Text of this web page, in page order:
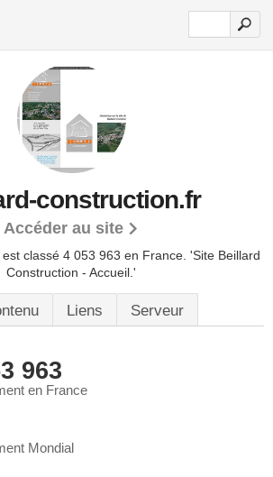
construction.fr
Accéder au site
classé 4 053 963 en France. 'Site Beillard
Construction - Accueil.'
Liens Serveur
963
en France
Mondial